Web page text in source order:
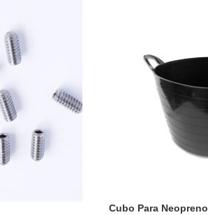
Cubo Para Neopreno